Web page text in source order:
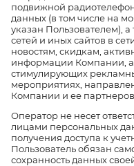
подвижной
данных (в том числе на
указан Пользователем),
сетей и иных сайтов в
новостям, скидкам,
информации Компании, а
стимулирующих
мероприятиях,
Компании и ее партнеров.
Оператор не несет
лицами персональных
получения доступа к
Пользователь обязан
сохранность данных